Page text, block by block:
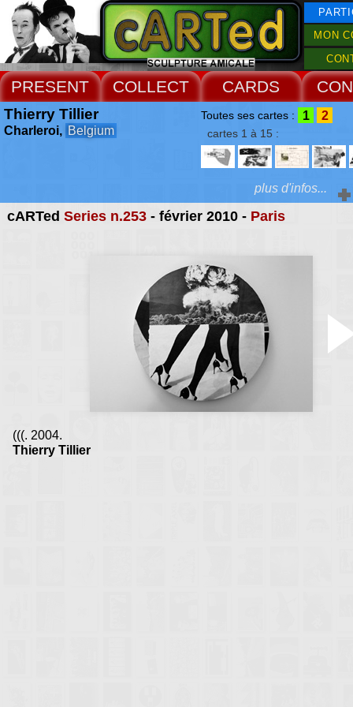
MON
PRESENT COLLECT CARDS
cARTed Series n.253- février 2010 - Paris
(((. 2004.
Thierry Tillier
Thierry Tillier
Charleroi, Belgium
Toutes ses cartes : 1 2
cartes 1 à 15 :
Extras :
comme ça - entre les
de Jan Fabre et les
de Dracula
plus d'infos...